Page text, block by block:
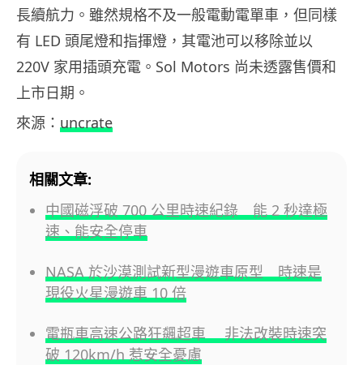
長續航力。雖然規格不及一般電動電單車，但同樣
有 LED 頭尾燈和指揮燈，其電池可以移除並以
220V 家用插頭充電。Sol Motors 尚未透露售價和
上市日期。
來源： uncrate
相關文章:
中國磁浮破 700 公里時速紀錄 能 2 秒達極
速、能安全停車
NASA 於沙漠測試新型漫遊車原型 時速是
現役火星漫遊車 10 倍
電瓶車高速公路狂飆超車 非法改裝時速突
破 120km/h 惹安全憂慮